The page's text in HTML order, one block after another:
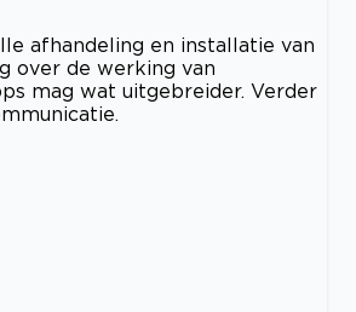
afhandeling en installatie van
over de werking van
mag wat uitgebreider. Verder